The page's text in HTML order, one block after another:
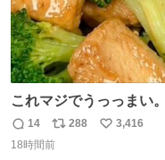
これマジでうっっまい
1週間で3キロ痩せた😭
返
信
14
リ
ポ
288
い
3,416
18時間前